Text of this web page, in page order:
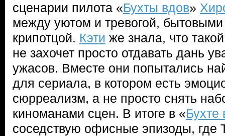
сценарии пилота «Бухты вдов»
между уютом и тревогой,
крипотцой. Кэти же знала, что
не захочет просто отдавать дань
ужасов. Вместе они попытались
для сериала, в котором есть
сюрреализм, а не просто снять
киноманами сцен. В итоге в «Бухте
соседствую офисные эпизоды, где